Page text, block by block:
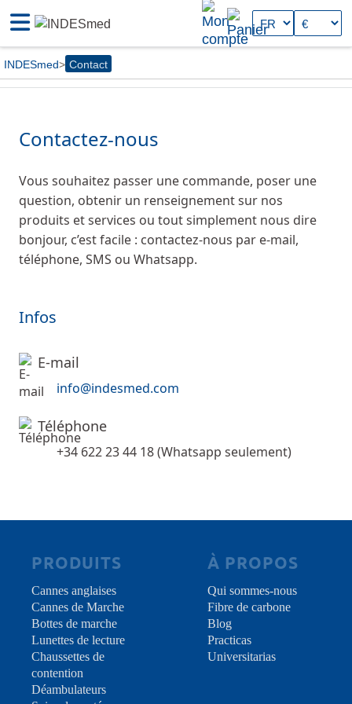
INDESmed Contact
Contactez-nous
Vous souhaitez passer une commande, poser une
question, obtenir un renseignement sur nos
produits et services ou tout simplement nous dire
bonjour, c’est facile : contactez-nous par e-mail,
téléphone, SMS ou Whatsapp.
Infos
E-mail
info@indesmed.com
Téléphone
+34 622 23 44 18 (Whatsapp seulement)
PRODUITS
Cannes anglaises
Cannes de Marche
Bottes de marche
Lunettes de lecture
Chaussettes de
contention
Déambulateurs
À PROPOS
Qui sommes-nous
Fibre de carbone
Blog
Practicas
Universitarias